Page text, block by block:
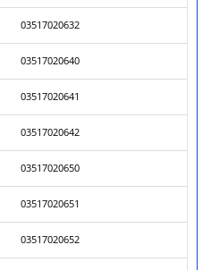
03517020632
03517020640
03517020641
03517020642
03517020650
03517020651
03517020652